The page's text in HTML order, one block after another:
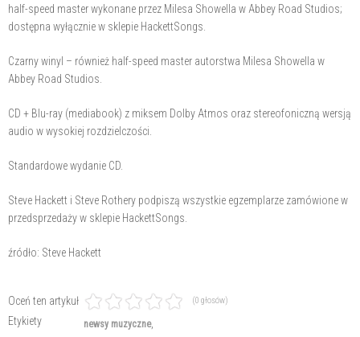
half-speed master wykonane przez Milesa Showella w Abbey Road Studios;
dostępna wyłącznie w sklepie HackettSongs.
Czarny winyl – również half-speed master autorstwa Milesa Showella w
Abbey Road Studios.
CD + Blu-ray (mediabook) z miksem Dolby Atmos oraz stereofoniczną wersją
audio w wysokiej rozdzielczości.
Standardowe wydanie CD.
Steve Hackett i Steve Rothery podpiszą wszystkie egzemplarze zamówione w
przedsprzedaży w sklepie HackettSongs.
źródło: Steve Hackett
Oceń ten artykuł (0 głosów)
Etykiety newsy muzyczne